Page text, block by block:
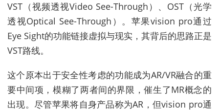
VST（视频透视Video See-Through）、OST（光学
透视Optical See-Through）。苹果vision pro通过
Eye Sight的功能链接虚拟与现实，其背后的思路正是
VST路线。
这个原本出于安全性考虑的功能成为AR/VR融合的重
要中间项，模糊了两者间的界限，催生了MR概念的
出现。尽管苹果将自身产品称为AR，但vision pro通